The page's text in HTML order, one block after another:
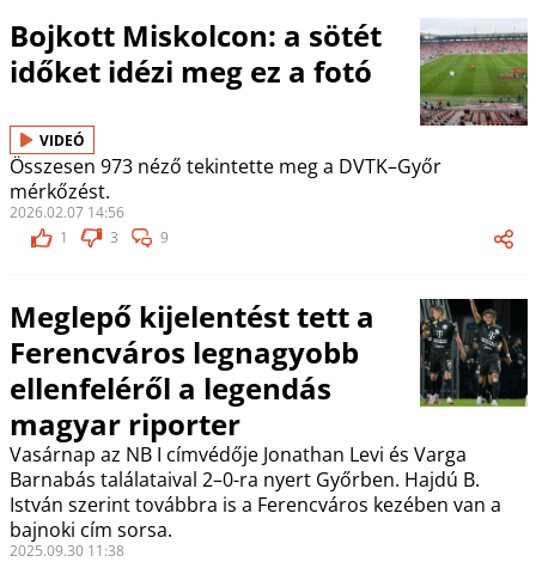
Bojkott Miskolcon: a sötét
időket idézi meg ez a fotó
VIDEÓ
Összesen 973 néző tekintette meg a DVTK–Győr
mérkőzést.
2026.02.07 14:56
1
3 9
Meglepő kijelentést tett a
Ferencváros legnagyobb
ellenfeléről a legendás
magyar riporter
Vasárnap az NB I címvédője Jonathan Levi és Varga
Barnabás találataival 2–0-ra nyert Győrben. Hajdú B.
István szerint továbbra is a Ferencváros kezében van a
bajnoki cím sorsa.
2025.09.30 11:38